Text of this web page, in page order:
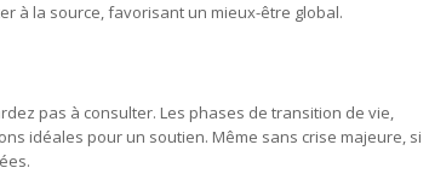
à la source, favorisant un mieux-être global.
pas à consulter. Les phases de transition de vie,
idéales pour un soutien. Même sans crise majeure, si